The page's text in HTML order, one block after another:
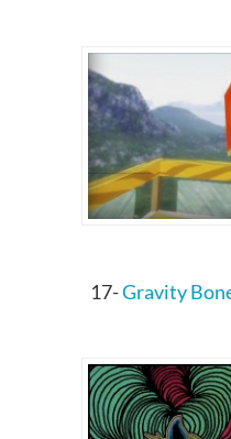
17-Gravity